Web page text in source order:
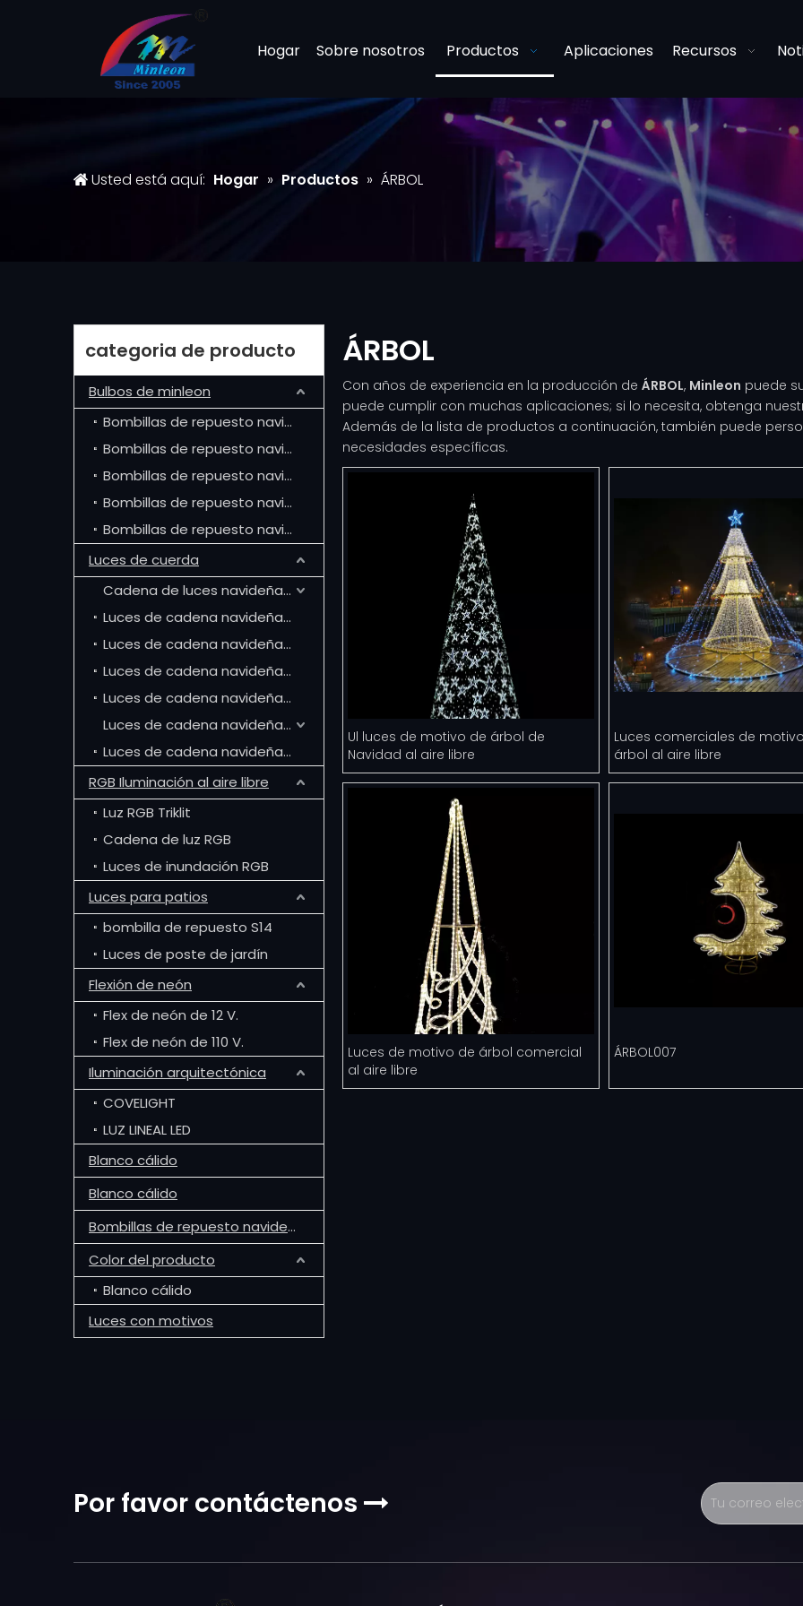
Hogar Sobre nosotros Productos Aplicaciones Recursos
Usted está aquí: Hogar » Productos » ÁRBOL
categoria de producto
Bulbos de minleon
Bombillas de repuesto navideñas C7
Bombillas de repuesto navideñas C9
Bombillas de repuesto navideñas G50
Bombillas de repuesto navideñas G30
Bombillas de repuesto navideñas G40
Luces de cuerda
Cadena de luces navideñas regulares de 5 mm
Luces de cadena navideñas C6
Luces de cadena navideñas C3
Luces de cadena navideñas M5
Luces de cadena navideñas T5
Luces de cadena navideñas coaxiales de 5 mm
Luces de cadena navideñas G12
RGB Iluminación al aire libre
Luz RGB Triklit
Cadena de luz RGB
Luces de inundación RGB
Luces para patios
bombilla de repuesto S14
Luces de poste de jardín
Flexión de neón
Flex de neón de 12 V.
Flex de neón de 110 V.
Iluminación arquitectónica
COVELIGHT
LUZ LINEAL LED
Blanco cálido
Blanco cálido
Bombillas de repuesto navideñas G30
Color del producto
Blanco cálido
Luces con motivos
ÁRBOL
Con años de experiencia en la producción de ÁRBOL, Minleon puede
puede cumplir con muchas aplicaciones; si lo necesita, obtenga
Además de la lista de productos a continuación, también puede
necesidades específicas.
Ul luces de motivo de árbol de
Navidad al aire libre
Luces comerciales de
árbol al aire libre
Luces de motivo de árbol comercial
al aire libre
ÁRBOL007
Por favor contáctenos 